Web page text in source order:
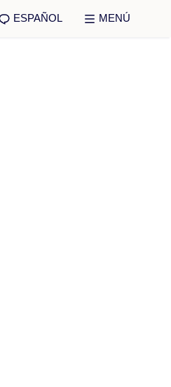
ESPAÑOL MENÚ